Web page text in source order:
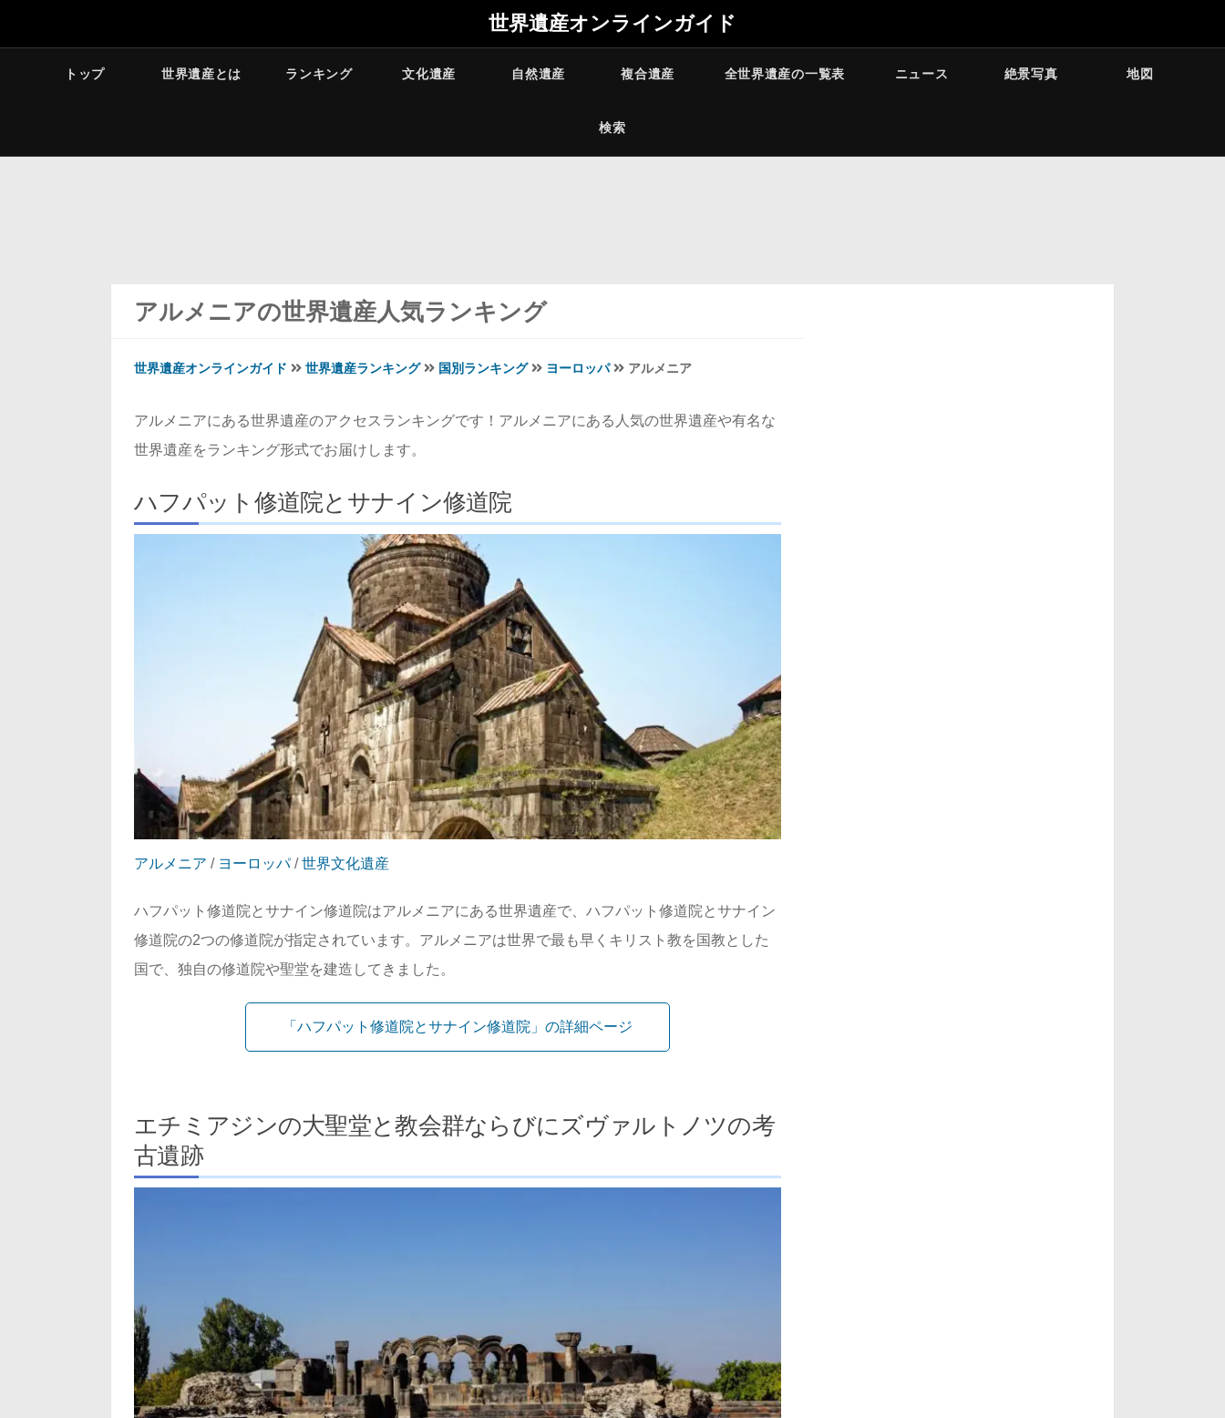
世界遺産オンラインガイド
トップ 世界遺産とは ランキング 文化遺産 自然遺産 複合遺産 全世界遺産の一覧表 ニュース 絶景写真 地図
検索
アルメニアの世界遺産人気ランキング
世界遺産オンラインガイド 世界遺産ランキング 国別ランキング ヨーロッパ アルメニア
アルメニアにある世界遺産のアクセスランキングです！アルメニアにある人気の世界遺産や有名な
世界遺産をランキング形式でお届けします。
ハフパット修道院とサナイン修道院
アルメニア / ヨーロッパ/世界文化遺産
ハフパット修道院とサナイン修道院はアルメニアにある世界遺産で、ハフパット修道院とサナイン
修道院の2つの修道院が指定されています。アルメニアは世界で最も早くキリスト教を国教とした
国で、独自の修道院や聖堂を建造してきました。
「ハフパット修道院とサナイン修道院」の詳細ページ
エチミアジンの大聖堂と教会群ならびにズヴァルトノツの考
古遺跡